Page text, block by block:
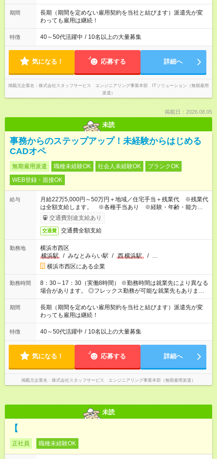
す。 ◎今よりもさらに働きやすい環境をつくるべく、 働き方
改革に全社をあげて取り組んでいます。
期間
長期（期間を定めない雇用契約を当社と結びます）派遣先が変
わっても雇用は継続！
特徴 40～50代活躍中 / 10名以上の大量募集
気になる！ 応募する 詳細へ
掲載元企業名
株式会社スタッフサービス エンジニアリング事業本部 ITソリューション（無期雇用
派遣）
掲載日：2026.08.05
未読
事務からのステップアップ！未経験からはじめる
CADオペ
無期雇用派遣 職種未経験OK 社会人未経験OK
ブランクOK
WEB登録・面接OK
給与
月給22万5,000円～50万円＋地域／住宅手当＋残業代 ※残業代
は全額支給します。 ※各種手当あり ※経験・年齢・能力等を
考慮して加給・優遇します。
交通費別途支給あり
交通費 交通費全額支給
勤務地
横浜市西区
横浜駅
/ みなとみらい駅 / 西横浜駅 / …
横浜市西区にある企業
勤務時間
8：30～17：30（実働8時間） ※勤務時間は就業先により異なる
場合があります。 ◎フレックス勤務が可能な就業先もありま
す。 ◎今よりもさらに働きやすい環境をつくるべく、 働き方
改革に全社をあげて取り組んでいます。
期間
長期（期間を定めない雇用契約を当社と結びます）派遣先が変
わっても雇用は継続！
特徴 40～50代活躍中 / 10名以上の大量募集
気になる！ 応募する 詳細へ
掲載元企業名 株式会社スタッフサービス エンジニアリング事業本部（無期雇用派遣）
未読
【
正社員 職種未経験OK